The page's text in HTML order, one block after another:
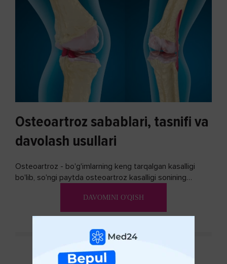
Osteoartroz sabablari, tasnifi va
davolash usullari
Osteoartroz - bo'g'imlarning keng tarqalgan kasalligi
bo'lib, so'ngi paytda osteoartroz kasalligi sonining
DAVOMINI O'QISH